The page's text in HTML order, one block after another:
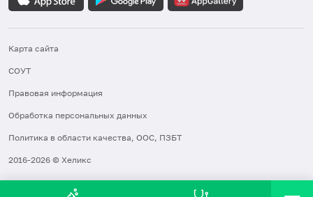
Карта сайта
СОУТ
Правовая информация
Обработка персональных данных
Политика в области качества, ООС, ПЗБТ
2016-2026 © Хеликс